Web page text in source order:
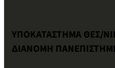
ΥΠΟΚΑΤΑΣΤΗΜΑ ΘΕΣ/
ΔΙΑΝΟΜΗ